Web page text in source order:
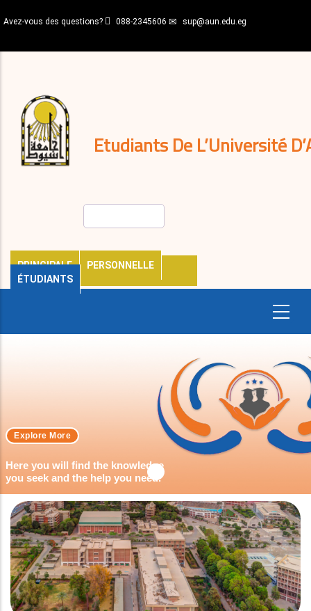
au
principal
Avez-vous des questions? 088-2345606 sup@aun.edu.eg
Etudiants De L’Université
PRINCIPALE
PERSONNELLE
ÉTUDIANTS
décisions
Expatriés
Journal
Here you will find the knowledge
you seek and the help you need.
Explore More